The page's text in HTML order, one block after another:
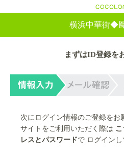
横浜中華街◆
まずはID登録を
次にログイン情報のご登録をお
サイトをご利用いただく際は
レスとパスワードで ログインし